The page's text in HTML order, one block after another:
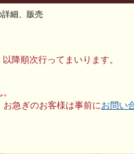
細、販売
降順次行ってまいります。
急ぎのお客様は事前にお問い